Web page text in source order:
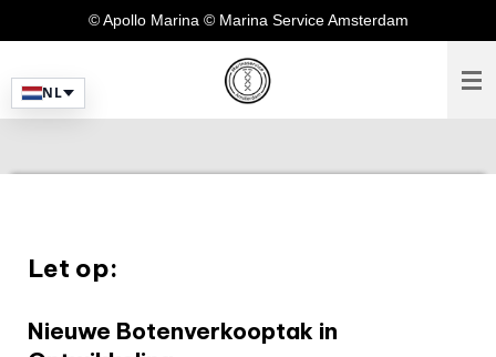
NL
de
hoofdinhoud
© Apollo Marina © Marina Service Amsterdam
Let op:
Nieuwe Botenverkooptak in